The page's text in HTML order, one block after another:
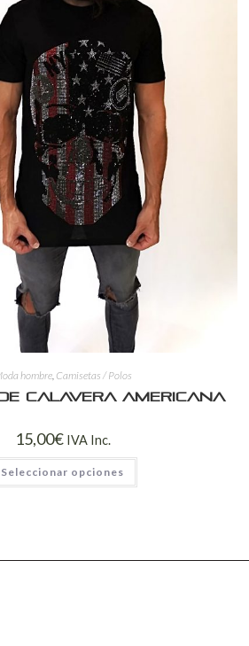
hombre, Camisetas / Polos
calavera americana
15,00€ IVA Inc.
Seleccionar opciones